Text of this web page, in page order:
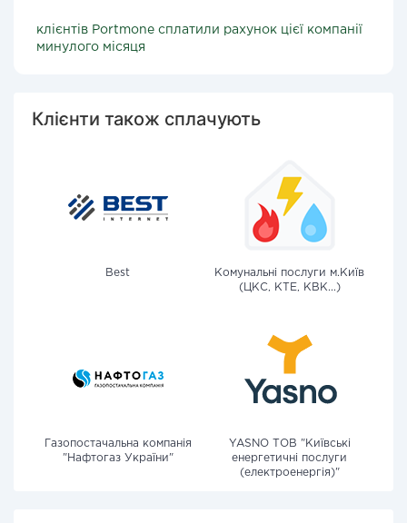
клієнтів Portmone сплатили рахунок цієї компанії
минулого місяця
Клієнти також сплачують
Best
Комунальні послуги м.Київ
(ЦКС, КТЕ, КВК...)
Газопостачальна компанія
"Нафтогаз України"
YASNO ТОВ "Київські
енергетичні послуги
(електроенергія)"